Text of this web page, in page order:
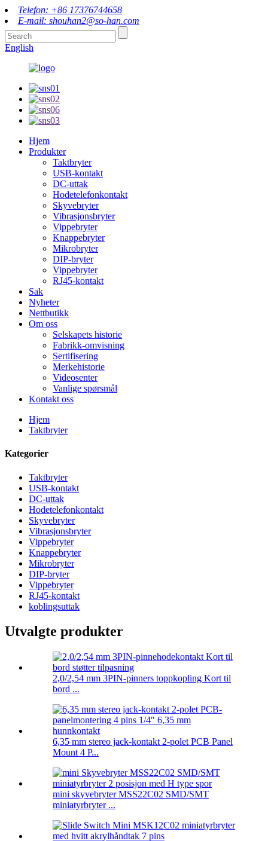
Telefon: +86 17376744658
E-mail: shouhan2@so-han.com
English
Hjem
Produkter
Taktbryter
USB-kontakt
DC-uttak
Hodetelefonkontakt
Skyvebryter
Vibrasjonsbryter
Vippebryter
Knappebryter
Mikrobryter
DIP-bryter
Vippebryter
RJ45-kontakt
Sak
Nyheter
Nettbutikk
Om oss
Selskapets historie
Fabrikk-omvisning
Sertifisering
Merkehistorie
Videosenter
Vanlige spørsmål
Kontakt oss
Hjem
Taktbryter
Kategorier
Taktbryter
USB-kontakt
DC-uttak
Hodetelefonkontakt
Skyvebryter
Vibrasjonsbryter
Vippebryter
Knappebryter
Mikrobryter
DIP-bryter
Vippebryter
RJ45-kontakt
koblingsuttak
Utvalgte produkter
2,0/2,54 mm 3PIN-pinners toppkopling Kort til
bord ...
6,35 mm stereo jack-kontakt 2-polet PCB Panel
Mount 4 P...
mini skyvebryter MSS22C02 SMD/SMT
miniatyrbryter ...